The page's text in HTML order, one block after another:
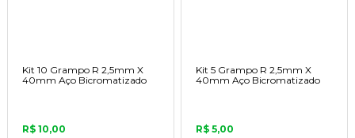
Kit 10 Grampo R 2,5mm X
40mm Aço Bicromatizado
R$ 10,00
Kit 5 Grampo R 2,5mm X
40mm Aço Bicromatizado
R$ 5,00